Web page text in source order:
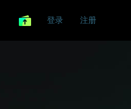
登录 注册